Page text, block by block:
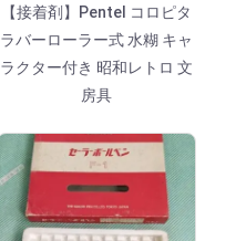
【接着剤】Pentel コロピタ
ラバーローラー式 水糊 キャ
ラクター付き 昭和レトロ 文
房具